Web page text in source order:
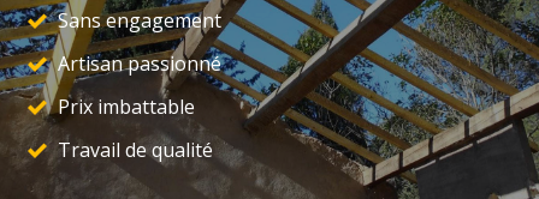
Sans engagement
Artisan passionné
Prix imbattable
Travail de qualité